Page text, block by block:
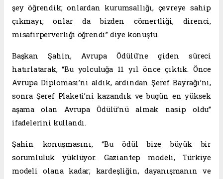
şey öğrendik; onlardan kurumsallığı, çevreye sahip
çıkmayı; onlar da bizden cömertliği, direnci,
misafirperverliği öğrendi” diye konuştu.
Başkan Şahin, Avrupa Ödülü’ne giden süreci
hatırlatarak, “Bu yolculuğa 11 yıl önce çıktık. Önce
Avrupa Diploması’nı aldık, ardından Şeref Bayrağı’nı,
sonra Şeref Plaketi’ni kazandık ve bugün en yüksek
aşama olan Avrupa Ödülü’nü almak nasip oldu”
ifadelerini kullandı.
Şahin konuşmasını, “Bu ödül bize büyük bir
sorumluluk yüklüyor. Gaziantep modeli, Türkiye
modeli olana kadar; kardeşliğin, dayanışmanın ve